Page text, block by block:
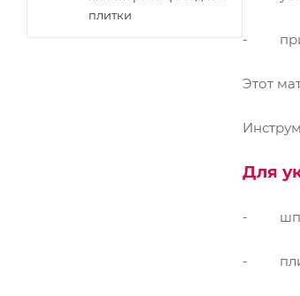
- при
Этот
Для
-
-
плитки